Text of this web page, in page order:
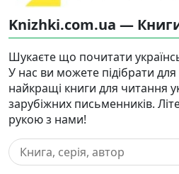
Knizhki.com.ua —
Шукаєте що почитати
У нас ви можете підібрати для
найкращі книги для читання
зарубіжних письменників.
рукою з нами!